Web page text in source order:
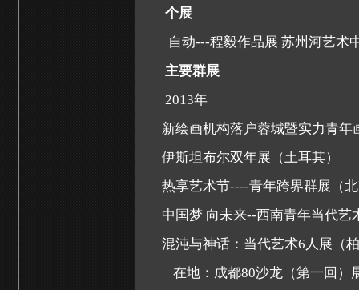
个展
自动---程毅作品展 苏州河艺术
主要群展
2013年
新绘画机构落户蓉城暨实力青年
伊斯坦布尔双年展（土耳其）
热享艺术节----青年跨界群展（
中国梦 向未来--西南青年当代艺
混沌与神话：当代艺术6 人展（
在地：成都80沙龙（第一回）